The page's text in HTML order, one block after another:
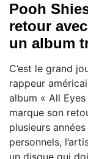
Pooh
retour
un album
C’est le grand
rappeur
album « All
marque son
plusieurs
personnels,